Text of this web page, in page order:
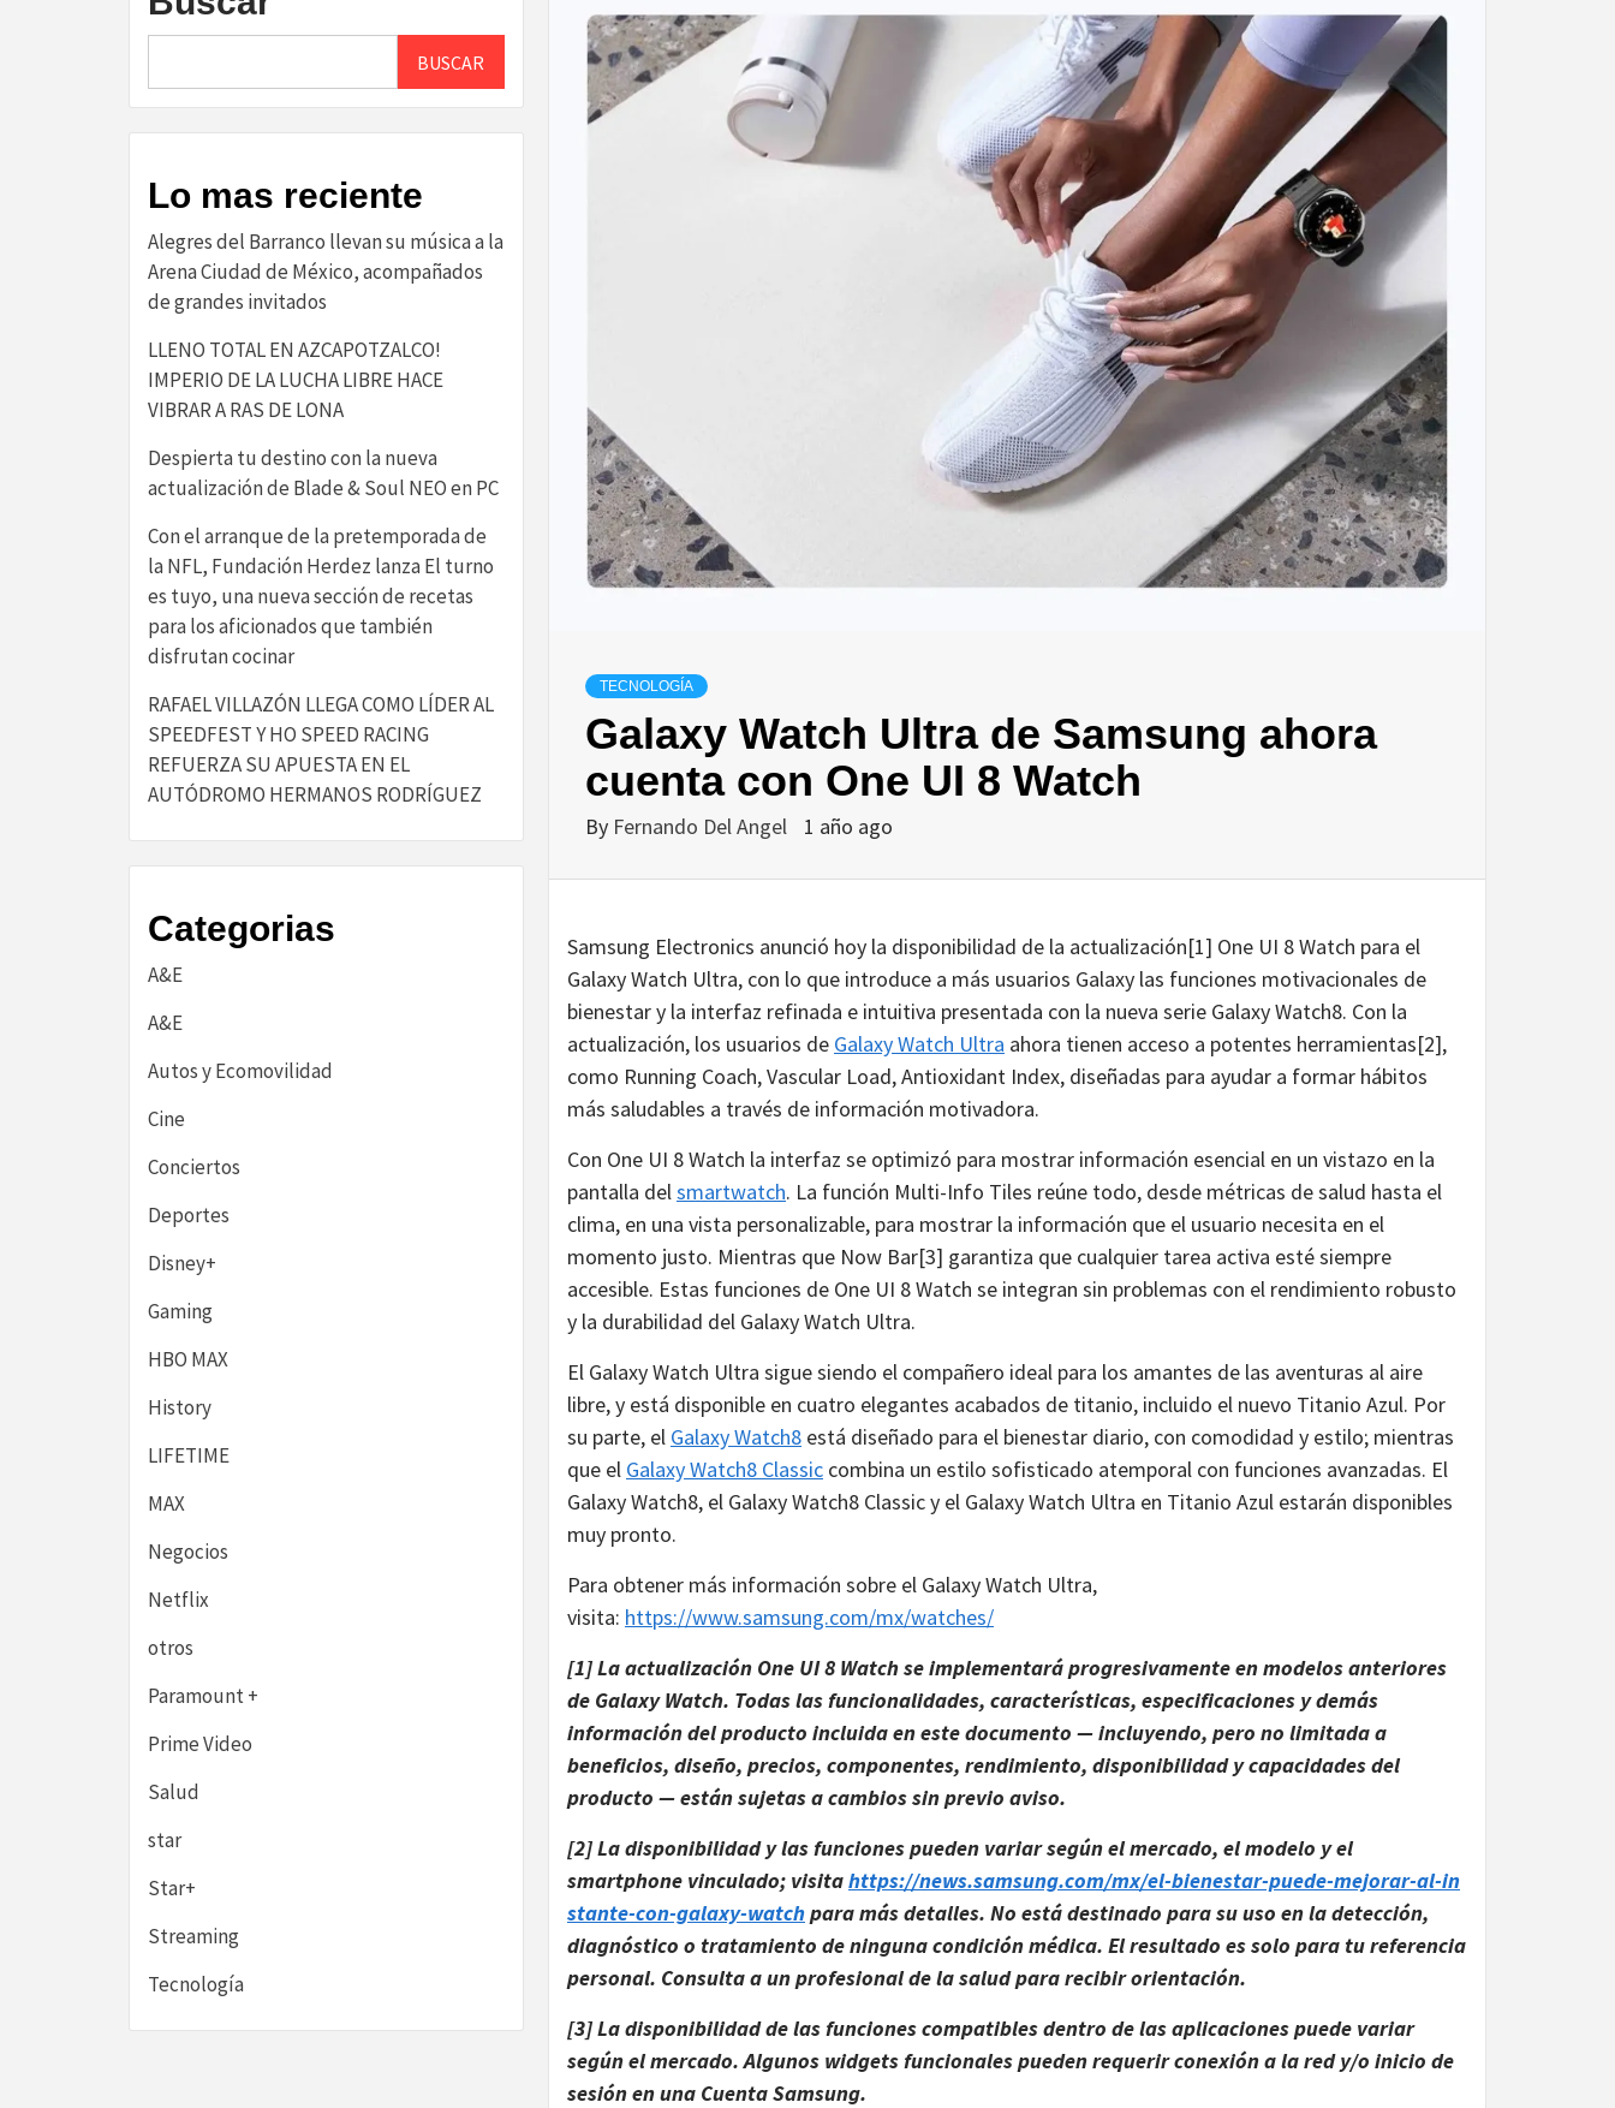
TECNOLOGÍA
Galaxy Watch Ultra de Samsung ahora
cuenta con One UI 8 Watch
By Fernando Del Angel 1 año ago
Samsung Electronics anunció hoy la disponibilidad de la actualización[1] One UI 8 Watch para el
Galaxy Watch Ultra, con lo que introduce a más usuarios Galaxy las funciones motivacionales de
bienestar y la interfaz refinada e intuitiva presentada con la nueva serie Galaxy Watch8. Con la
actualización, los usuarios de Galaxy Watch Ultra ahora tienen acceso a potentes herramientas[2],
como Running Coach, Vascular Load, Antioxidant Index, diseñadas para ayudar a formar hábitos
más saludables a través de información motivadora.
Con One UI 8 Watch la interfaz se optimizó para mostrar información esencial en un vistazo en la
pantalla delsmartwatch. La función Multi-Info Tiles reúne todo, desde métricas de salud hasta el
clima, en una vista personalizable, para mostrar la información que el usuario necesita en el
momento justo. Mientras que Now Bar[3] garantiza que cualquier tarea activa esté siempre
accesible. Estas funciones de One UI 8 Watch se integran sin problemas con el rendimiento robusto
y la durabilidad del Galaxy Watch Ultra.
El Galaxy Watch Ultra sigue siendo el compañero ideal para los amantes de las aventuras al aire
libre, y está disponible en cuatro elegantes acabados de titanio, incluido el nuevo Titanio Azul. Por
su parte, el Galaxy Watch8 está diseñado para el bienestar diario, con comodidad y estilo; mientras
que el Galaxy Watch8 Classic combina un estilo sofisticado atemporal con funciones avanzadas. El
Galaxy Watch8, el Galaxy Watch8 Classic y el Galaxy Watch Ultra en Titanio Azul estarán disponibles
muy pronto.
Para obtener más información sobre el Galaxy Watch Ultra,
visita: https://www.samsung.com/mx/watches/
[1] La actualización One UI 8 Watch se implementará progresivamente en modelos anteriores
de Galaxy Watch. Todas las funcionalidades, características, especificaciones y demás
información del producto incluida en este documento — incluyendo, pero no limitada a
beneficios, diseño, precios, componentes, rendimiento, disponibilidad y capacidades del
producto — están sujetas a cambios sin previo aviso.
[2] La disponibilidad y las funciones pueden variar según el mercado, el modelo y el
smartphone vinculado; visitahttps://news.samsung.com/mx/el-bienestar-puede-mej​orar-​al-in​
stant​e-con​-gala​xy-wa​tchpara más detalles. No está destinado para su uso en la detección,
diagnóstico o tratamiento de ninguna condición médica. El resultado es solo para tu referencia
personal. Consulta a un profesional de la salud para recibir orientación.
[3] La disponibilidad de las funciones compatibles dentro de las aplicaciones puede variar
según el mercado. Algunos widgets funcionales pueden requerir conexión a la red y/o inicio de
sesión en una Cuenta Samsung.
BUSCAR
Lo mas reciente
Alegres del Barranco llevan su música a la
Arena Ciudad de México, acompañados
de grandes invitados
LLENO TOTAL EN AZCAPOTZALCO!
IMPERIO DE LA LUCHA LIBRE HACE
VIBRAR A RAS DE LONA
Despierta tu destino con la nueva
actualización de Blade & Soul NEO en PC
Con el arranque de la pretemporada de
la NFL, Fundación Herdez lanza El turno
es tuyo, una nueva sección de recetas
para los aficionados que también
disfrutan cocinar
RAFAEL VILLAZÓN LLEGA COMO LÍDER AL
SPEEDFEST Y HO SPEED RACING
REFUERZA SU APUESTA EN EL
AUTÓDROMO HERMANOS RODRÍGUEZ
Categorias
A&E
A&E
Autos y Ecomovilidad
Cine
Conciertos
Deportes
Disney+
Gaming
HBO MAX
History
LIFETIME
MAX
Negocios
Netflix
otros
Paramount +
Prime Video
Salud
star
Star+
Streaming
Tecnología